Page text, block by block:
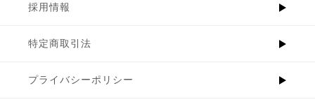
採用情報
特定商取引法
プライバシーポリシー